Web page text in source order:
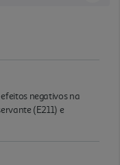
negativos na
(E211) e